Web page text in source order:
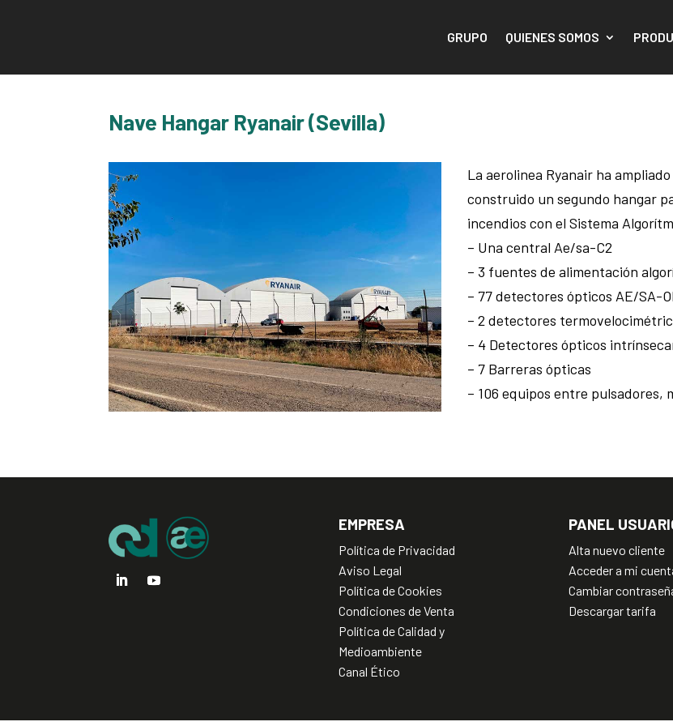
GRUPO QUIENES SOMOS
Nave Hangar Ryanair (Sevilla)
La aerolinea Ryanair ha
construido un segundo hangar
incendios con el Sistema
– Una central Ae/sa-C2
– 3 fuentes de alimentación
– 77 detectores ópticos AE/SA-
– 2 detectores
– 4 Detectores ópticos
– 7 Barreras ópticas
– 106 equipos entre pulsadores,
EMPRESA
Política de Privacidad
Aviso Legal
Política de Cookies
Condiciones de Venta
Política de Calidad y
Medioambiente
Canal Ético
PANEL
Alta nuevo cliente
Acceder a mi
Cambiar
Descargar tarifa